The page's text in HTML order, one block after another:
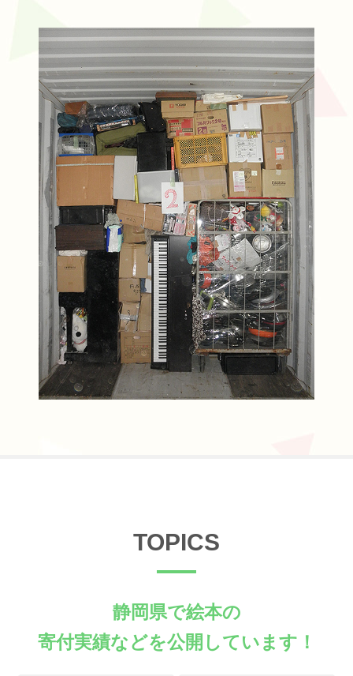
TOPICS
静岡県で絵本の
寄付実績などを公開しています！